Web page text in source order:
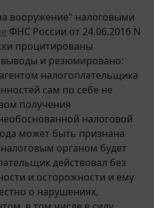
вооружение" налоговыми
ФНС России от 24.06.2016 N
процитированы
и резюмировано:
налогоплательщика
сам по себе не
получения
налоговой
может быть признана
органом будет
действовал без
и осторожности и ему
о нарушениях,